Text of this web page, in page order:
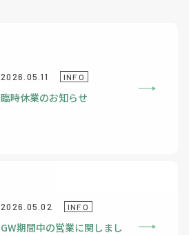
2026.05.11 INFO
臨時休業のお知らせ
2026.05.02 INFO
GW期間中の営業に関しまし